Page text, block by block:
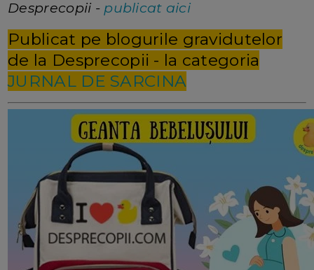
Desprecopii - publicat aici
Publicat pe blogurile gravidutelor
de la Desprecopii - la categoria
JURNAL DE SARCINA